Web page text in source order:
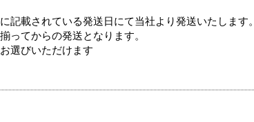
載されている発送日にて当社より発送いたします。
ってからの発送となります。
選びいただけます